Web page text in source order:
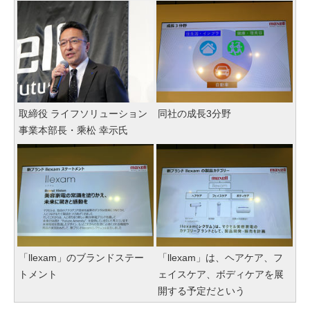
取締役 ライフソリューション
事業本部長・乘松 幸示氏
同社の成長3分野
「llexam」のブランドステー
トメント
「llexam」は、ヘアケア、フ
ェイスケア、ボディケアを展
開する予定だという